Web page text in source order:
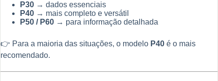
P30 → dados essenciais
P40 → mais completo e versátil
P50 / P60 → para informação detalhada
👉 Para a maioria das situações, o modelo P40 é o mais
recomendado.